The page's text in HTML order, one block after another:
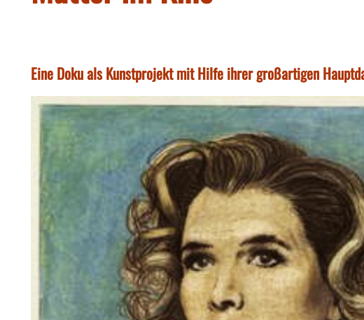
Eine Doku als Kunstprojekt mit Hilfe ihrer großartigen